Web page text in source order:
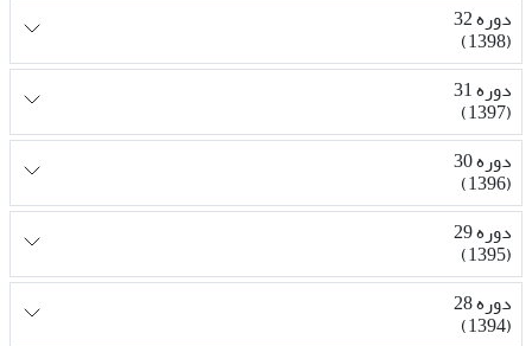
دوره 32
(1398)
دوره 31
(1397)
دوره 30
(1396)
دوره 29
(1395)
دوره 28
(1394)